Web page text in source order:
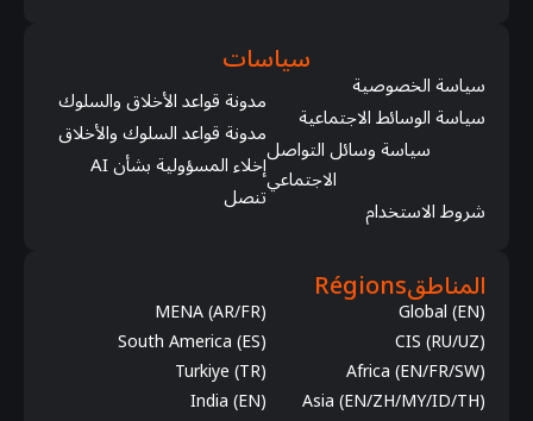
سياسات
سياسة الخصوصية
سياسة الوسائط الاجتماعية
سياسة وسائل التواصل
الاجتماعي
شروط الاستخدام
مدونة قواعد الأخلاق والسلوك
مدونة قواعد السلوك والأخلاق
إخلاء المسؤولية بشأن AI
تنصل
المناطقRégions
Global (EN)
CIS (RU/UZ)
Africa (EN/FR/SW)
Asia (EN/ZH/MY/ID/TH)
MENA (AR/FR)
South America (ES)
Turkiye (TR)
India (EN)